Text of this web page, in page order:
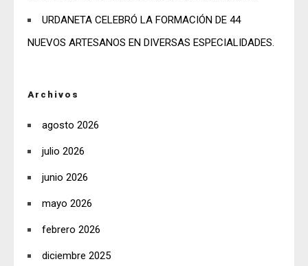
URDANETA CELEBRÓ LA FORMACIÓN DE 44
NUEVOS ARTESANOS EN DIVERSAS ESPECIALIDADES.
Archivos
agosto 2026
julio 2026
junio 2026
mayo 2026
febrero 2026
diciembre 2025